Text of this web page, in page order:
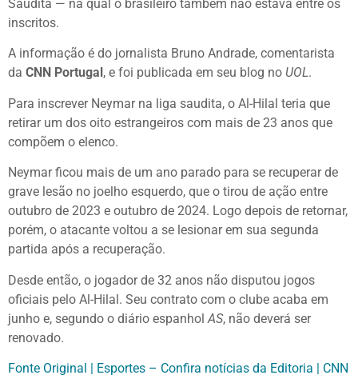
Saudita — na qual o brasileiro também não estava entre os
inscritos.
A informação é do jornalista Bruno Andrade, comentarista
da CNN Portugal , e foi publicada em seu blog no UOL.
Para inscrever Neymar na liga saudita, o Al-Hilal teria que
retirar um dos oito estrangeiros com mais de 23 anos que
compõem o elenco.
Neymar ficou mais de um ano parado para se recuperar de
grave lesão no joelho esquerdo, que o tirou de ação entre
outubro de 2023 e outubro de 2024. Logo depois de retornar,
porém, o atacante voltou a se lesionar em sua segunda
partida após a recuperação.
Desde então, o jogador de 32 anos não disputou jogos
oficiais pelo Al-Hilal. Seu contrato com o clube acaba em
junho e, segundo o diário espanhol AS, não deverá ser
renovado.
Fonte Original | Esportes – Confira notícias da Editoria | CNN